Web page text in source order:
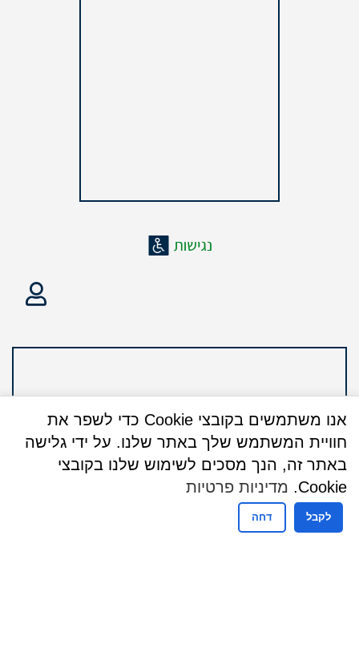
אנו משתמשים בקובצי Cookie כדי לשפר את
חוויית המשתמש שלך באתר שלנו. על ידי גלישה
באתר זה, הנך מסכים לשימוש שלנו בקובצי
Cookie.
מדיניות פרטיות
לקבל דחה